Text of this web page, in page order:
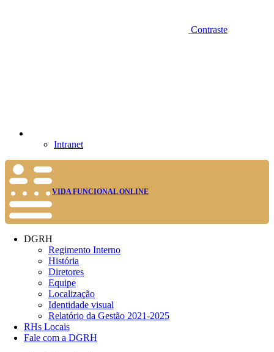
Contraste
Intranet
VIDA FUNCIONAL ONLINE
DGRH
Regimento Interno
História
Diretores
Equipe
Localização
Identidade visual
Relatório da Gestão 2021-2025
RHs Locais
Fale com a DGRH